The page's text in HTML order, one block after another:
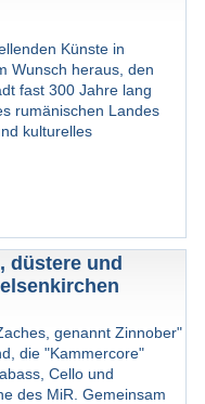
Künste in
Wunsch heraus, den
fast 300 Jahre lang
rumänischen Landes
kulturelles
düstere und
genannt Zinnober"
die "Kammercore"
Cello und
des MiR. Gemeinsam